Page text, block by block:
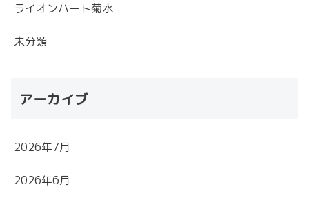
ライオンハート菊水
未分類
アーカイブ
2026年7月
2026年6月